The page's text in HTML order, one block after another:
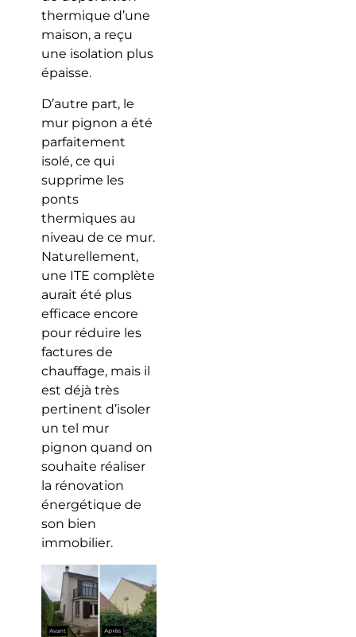
thermique d’une
maison, a reçu
une isolation plus
épaisse.
D’autre part, le
mur pignon a été
parfaitement
isolé, ce qui
supprime les
ponts
thermiques au
niveau de ce mur.
Naturellement,
une ITE complète
aurait été plus
efficace encore
pour réduire les
factures de
chauffage, mais il
est déjà très
pertinent d’isoler
un tel mur
pignon quand on
souhaite réaliser
la rénovation
énergétique de
son bien
immobilier.